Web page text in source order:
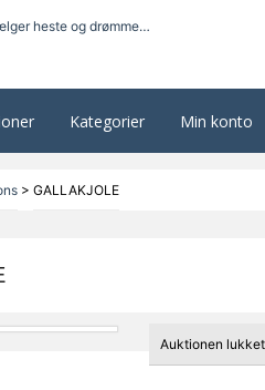
Kategorier Min konto
> GALLAKJOLE
Auktionen